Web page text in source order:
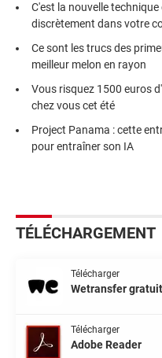
C'est la nouvelle
discrètement dans votre
Ce sont les trucs des
meilleur melon en rayon
Vous risquez 1500 euros
chez vous cet été
Project Panama : cette
pour entraîner son IA
TÉLÉCHARGEMENT
Télécharger
Wetransfer gratuit
Télécharger
Adobe Reader